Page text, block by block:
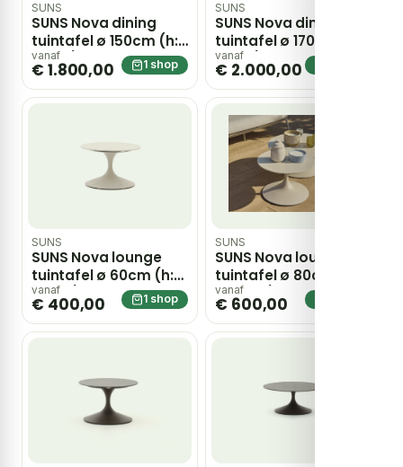
SUNS
SUNS Nova dining
tuintafel ø 150cm (h:
75cm) – Taupe
vanaf
€ 1.800,00 1 shop
SUNS
SUNS Nova dining
tuintafel ø 170cm (h:
75cm) – Taupe
vanaf
€ 2.000,00
SUNS
SUNS Nova lounge
tuintafel ø 60cm (h:
40cm) – Taupe
vanaf
€ 400,00 1 shop
SUNS
SUNS Nova lounge
tuintafel ø 80cm (h:
34,5cm) – Taupe
vanaf
€ 600,00